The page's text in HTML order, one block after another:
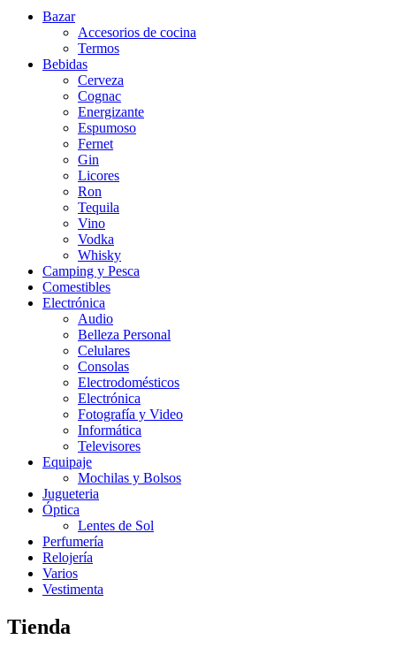
Bazar
Accesorios de cocina
Termos
Bebidas
Cerveza
Cognac
Energizante
Espumoso
Fernet
Gin
Licores
Ron
Tequila
Vino
Vodka
Whisky
Camping y Pesca
Comestibles
Electrónica
Audio
Belleza Personal
Celulares
Consolas
Electrodomésticos
Electrónica
Fotografía y Video
Informática
Televisores
Equipaje
Mochilas y Bolsos
Jugueteria
Óptica
Lentes de Sol
Perfumería
Relojería
Varios
Vestimenta
Tienda